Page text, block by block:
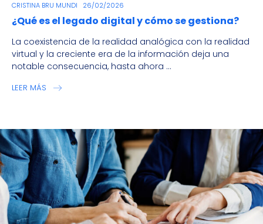
CRISTINA BRU MUNDI 26/02/2026
¿Qué es el legado digital y cómo se gestiona?
La coexistencia de la realidad analógica con la realidad
virtual y la creciente era de la información deja una
notable consecuencia, hasta ahora ...
LEER MÁS